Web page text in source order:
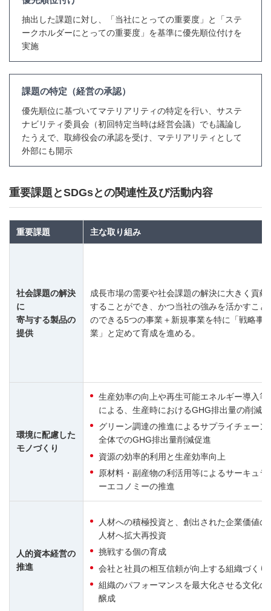
抽出した課題に対し、「当社にとっての重要度」と「ステ
ークホルダーにとっての重要度」を基準に優先順位付けを
実施
課題の特定（経営の承認）
優先順位に基づいてマテリアリティの特定を行い、サステ
ナビリティ委員会（初回特定当時は経営会議）でも議論し
たうえで、取締役会の承認を受け、マテリアリティとして
外部にも開示
重要課題とSDGsとの関連性及び活動内容
重要課題 主な取り組み
社会課題の解決
に
寄与する製品の
提供
成長市場の需要や社会課題の解決に大きく貢献
することができ、かつ当社の強みを活かすこと
のできる5つの事業＋新規事業を特に「戦略事
業」と定めて育成を進める。
環境に配慮した
モノづくり
生産効率の向上や再生可能エネルギー導入等
による、生産時におけるGHG排出量の削減
グリーン調達の推進によるサプライチェーン
全体でのGHG排出量削減促進
資源の効率的利用と生産効率向上
原材料・副産物の利活用等によるサーキュラ
ーエコノミーの推進
人的資本経営の
推進
人材への積極投資と、創出された企業価値の
人材へ拡大再投資
挑戦する個の育成
会社と社員の相互信頼が向上する組織づくり
組織のパフォーマンスを最大化させる文化の
醸成